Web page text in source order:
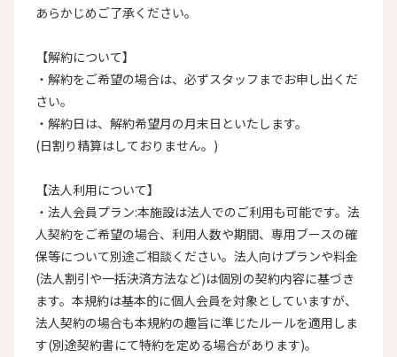
あらかじめご了承ください。
【解約について】
・解約をご希望の場合は、必ずスタッフまでお申し出くだ
さい。
・解約日は、解約希望月の月末日といたします。
(日割り精算はしておりません。)
【法人利用について】
・法人会員プラン:本施設は法人でのご利用も可能です。法
人契約をご希望の場合、利用人数や期間、専用ブースの確
保等について別途ご相談ください。法人向けプランや料金
(法人割引や一括決済方法など)は個別の契約内容に基づき
ます。本規約は基本的に個人会員を対象としていますが、
法人契約の場合も本規約の趣旨に準じたルールを適用しま
す(別途契約書にて特約を定める場合があります)。